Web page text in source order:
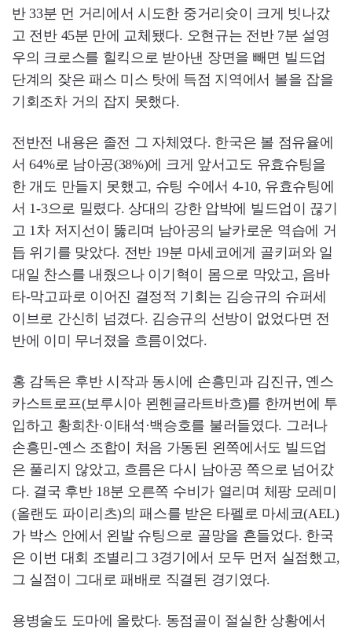
반 33분 먼 거리에서 시도한 중거리슛이 크게 빗나갔
고 전반 45분 만에 교체됐다. 오현규는 전반 7분 설영
우의 크로스를 힐킥으로 받아낸 장면을 빼면 빌드업
단계의 잦은 패스 미스 탓에 득점 지역에서 볼을 잡을
기회조차 거의 잡지 못했다.
전반전 내용은 졸전 그 자체였다. 한국은 볼 점유율에
서 64%로 남아공(38%)에 크게 앞서고도 유효슈팅을
한 개도 만들지 못했고, 슈팅 수에서 4-10, 유효슈팅에
서 1-3으로 밀렸다. 상대의 강한 압박에 빌드업이 끊기
고 1차 저지선이 뚫리며 남아공의 날카로운 역습에 거
듭 위기를 맞았다. 전반 19분 마세코에게 골키퍼와 일
대일 찬스를 내줬으나 이기혁이 몸으로 막았고, 음바
타-막고파로 이어진 결정적 기회는 김승규의 슈퍼세
이브로 간신히 넘겼다. 김승규의 선방이 없었다면 전
반에 이미 무너졌을 흐름이었다.
홍 감독은 후반 시작과 동시에 손흥민과 김진규, 옌스
카스트로프(보루시아 묀헨글라트바흐)를 한꺼번에 투
입하고 황희찬·이태석·백승호를 불러들였다. 그러나
손흥민-옌스 조합이 처음 가동된 왼쪽에서도 빌드업
은 풀리지 않았고, 흐름은 다시 남아공 쪽으로 넘어갔
다. 결국 후반 18분 오른쪽 수비가 열리며 체팡 모레미
(올랜도 파이리츠)의 패스를 받은 타펠로 마세코(AEL)
가 박스 안에서 왼발 슈팅으로 골망을 흔들었다. 한국
은 이번 대회 조별리그 3경기에서 모두 먼저 실점했고,
그 실점이 그대로 패배로 직결된 경기였다.
용병술도 도마에 올랐다. 동점골이 절실한 상황에서